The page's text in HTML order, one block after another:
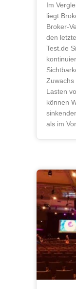
Im
liegt
Broker-
den
Test.de
Zuwachs
Lasten
können
als im